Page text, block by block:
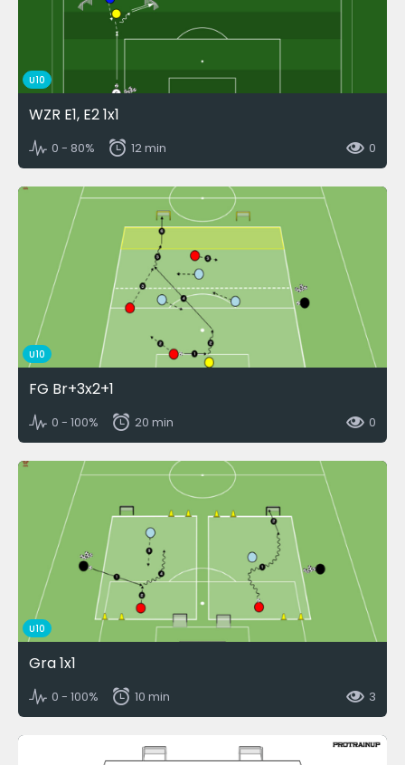
U10
WZR E1, E2 1x1
0 - 80% 12 min 0
U10
FG Br+3x2+1
0 - 100% 20 min 0
U10
Gra 1x1
0 - 100% 10 min 3